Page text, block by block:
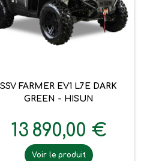
SSV FARMER EV1 L7E DARK
GREEN - HISUN
13 890,00 €
Voir le produit